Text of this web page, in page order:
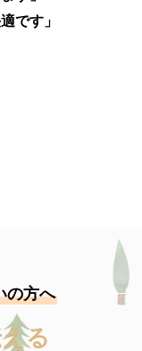
です」
の方へ
る